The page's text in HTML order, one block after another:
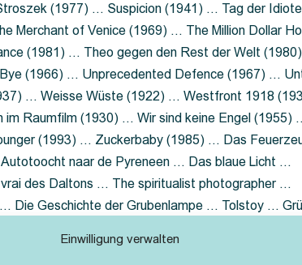
Einwilligung verwalten
(1977) … Suspicion (1941) … Tag der
of Venice (1969) … The Million Dollar
(1981) … Theo gegen den Rest der Welt
(1966) … Unprecedented Defence (1967) …
… Weisse Wüste (1922) … Westfront 1918
Raumfilm (1930) … Wir sind keine Engel (1955)
(1993) … Zuckerbaby (1985) … Das
naar de Pyreneen … Das blaue Licht …
des Daltons … The spiritualist photographer …
Die Geschichte der Grubenlampe … Tolstoy …